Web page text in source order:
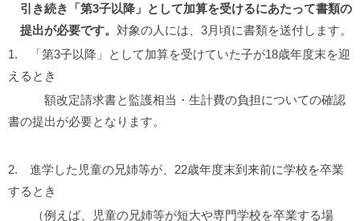
引き続き「第3子以降」として加算を受けるにあたって書類の
提出が必要です。 対象の人には、3月頃に書類を送付します。
1. 「第3子以降」として加算を受けていた子が18歳年度末を迎
えるとき
額改定請求書と監護相当・生計費の負担についての確認
書の提出が必要となります。
2. 進学した児童の兄姉等が、22歳年度末到来前に学校を卒業
するとき
（例えば、児童の兄姉等が短大や専門学校を卒業する場